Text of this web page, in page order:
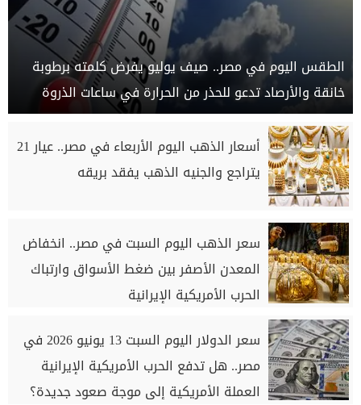
الطقس اليوم في مصر.. صيف يوليو يفرض كلمته برطوبة
خانقة والأرصاد تدعو للحذر من الحرارة في ساعات الذروة
أسعار الذهب اليوم الأربعاء في مصر.. عيار 21
يتراجع والجنيه الذهب يفقد بريقه
سعر الذهب اليوم السبت في مصر.. انخفاض
المعدن الأصفر بين ضغط الأسواق وارتباك
الحرب الأمريكية الإيرانية
سعر الدولار اليوم السبت 13 يونيو 2026 في
مصر.. هل تدفع الحرب الأمريكية الإيرانية
العملة الأمريكية إلى موجة صعود جديدة؟